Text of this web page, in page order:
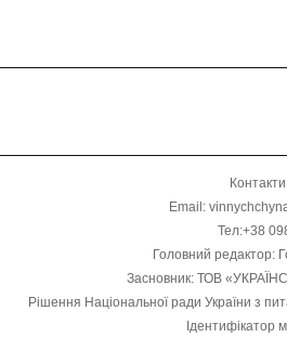
Контакти
Email:
Тел:+38
Головний редактор:
Засновник: ТОВ
Рішення Національної ради України з
Ідентифікатор